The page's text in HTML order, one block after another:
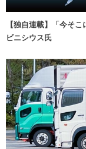
【独自連載】「今そ
ビニシウス氏